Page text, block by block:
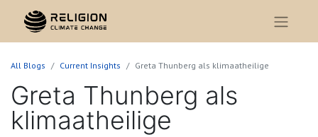
All Blogs Current Insights Greta Thunberg als klimaatheilige
Greta Thunberg als
klimaatheilige